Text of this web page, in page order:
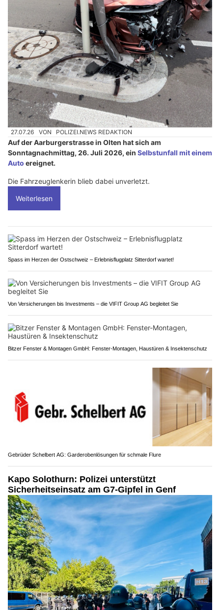
27.07.26 VON POLIZEI.NEWS REDAKTION
Auf der Aarburgerstrasse in Olten hat sich am
Sonntagnachmittag, 26. Juli 2026, ein Selbstunfall mit einem
Auto ereignet.
Die Fahrzeuglenkerin blieb dabei unverletzt.
Weiterlesen
Spass im Herzen der Ostschweiz – Erlebnisflugplatz Sitterdorf wartet!
Von Versicherungen bis Investments – die VIFIT Group AG begleitet Sie
Bitzer Fenster & Montagen GmbH: Fenster-Montagen, Haustüren & Insektenschutz
Gebrüder Schelbert AG: Garderobenlösungen für schmale Flure
Kapo Solothurn: Polizei unterstützt
Sicherheitseinsatz am G7-Gipfel in Genf